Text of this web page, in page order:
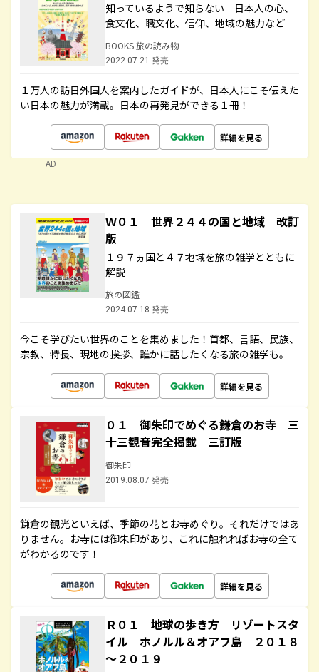
知っているようで知らない 日本人の心、
食文化、職文化、信仰、地域の魅力など
BOOKS 旅の読み物
2022.07.21 発売
１万人の訪日外国人を案内したガイドが、日本人にこそ伝えた
い日本の魅力が満載。日本の再発見ができる１冊！
詳細を見る
AD
Ｗ０１ 世界２４４の国と地域 改訂
版
１９７ヵ国と４７地域を旅の雑学とともに
解説
旅の図鑑
2024.07.18 発売
今こそ学びたい世界のことを集めました！首都、言語、民族、
宗教、特長、現地の挨拶、誰かに話したくなる旅の雑学も。
詳細を見る
０１ 御朱印でめぐる鎌倉のお寺 三
十三観音完全掲載 三訂版
御朱印
2019.08.07 発売
鎌倉の観光といえば、季節の花とお寺めぐり。それだけではあ
りません。お寺には御朱印があり、これに触れればお寺の全て
がわかるのです！
詳細を見る
Ｒ０１ 地球の歩き方 リゾートスタ
イル ホノルル＆オアフ島 ２０１８
～２０１９